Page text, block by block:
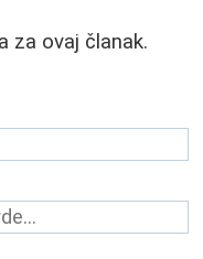
za ovaj članak.